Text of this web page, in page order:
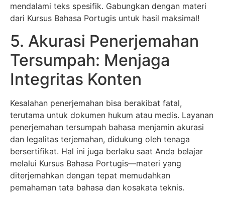
mendalami teks spesifik. Gabungkan dengan materi
dari Kursus Bahasa Portugis untuk hasil maksimal!
5. Akurasi Penerjemahan
Tersumpah: Menjaga
Integritas Konten
Kesalahan penerjemahan bisa berakibat fatal,
terutama untuk dokumen hukum atau medis. Layanan
penerjemahan tersumpah bahasa menjamin akurasi
dan legalitas terjemahan, didukung oleh tenaga
bersertifikat. Hal ini juga berlaku saat Anda belajar
melalui Kursus Bahasa Portugis—materi yang
diterjemahkan dengan tepat memudahkan
pemahaman tata bahasa dan kosakata teknis.